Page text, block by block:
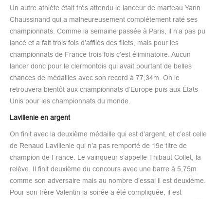
Un autre athlète était très attendu le lanceur de marteau Yann
Chaussinand qui a malheureusement complétement raté ses
championnats. Comme la semaine passée à Paris, il n’a pas pu
lancé et a fait trois fois d’affilés des filets, mais pour les
championnats de France trois fois c’est éliminatoire. Aucun
lancer donc pour le clermontois qui avait pourtant de belles
chances de médailles avec son record à 77,34m. On le
retrouvera bientôt aux championnats d’Europe puis aux États-
Unis pour les championnats du monde.
Lavillenie en argent
On finit avec la deuxième médaille qui est d’argent, et c’est celle
de Renaud Lavillenie qui n’a pas remporté de 19e titre de
champion de France. Le vainqueur s’appelle Thibaut Collet, la
relève. Il finit deuxième du concours avec une barre à 5,75m
comme son adversaire mais au nombre d’essai il est deuxième.
Pour son frère Valentin la soirée a été compliquée, il est